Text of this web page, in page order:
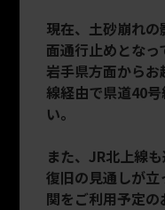
現在、土砂崩れ
面通行止めとなっ
岩手県方面から
線経由で県道40
い。
また、JR北上線
復旧の見通しが
関をご利用予定の